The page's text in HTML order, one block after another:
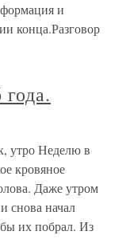
и
конца.Разговор
утро Неделю в
кровяное
Даже утром
снова начал
их побрал. Из